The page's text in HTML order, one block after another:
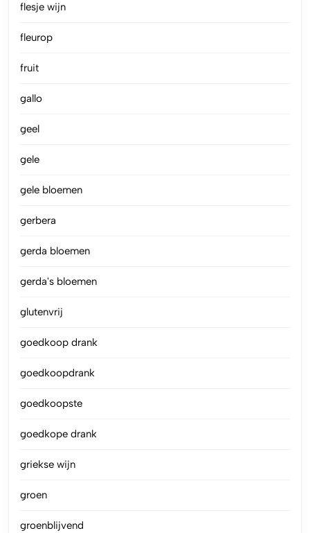
flesje wijn
fleurop
fruit
gallo
geel
gele
gele bloemen
gerbera
gerda bloemen
gerda's bloemen
glutenvrij
goedkoop drank
goedkoopdrank
goedkoopste
goedkope drank
griekse wijn
groen
groenblijvend